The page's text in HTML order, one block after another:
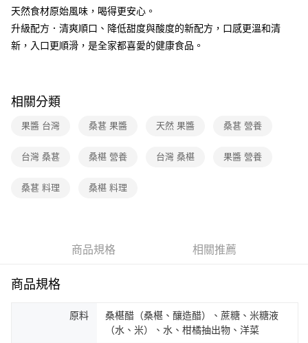
天然食材原始風味，喝得更安心。
升級配方．清爽順口、降低甜度與酸度的新配方，口感更溫和清
新，入口更順滑，是全家都喜愛的健康食品。
相關分類
果醬 台灣 桑葚 果醬 天然 果醬 桑葚 營養
台灣 桑葚 桑椹 營養 台灣 桑椹 果醬 營養
桑葚 料理 桑椹 料理
商品規格 相關推薦
商品規格
原料
桑椹醋（桑椹、釀造醋）、蔗糖、米糖液
（水、米）、水、柑橘抽出物、洋菜